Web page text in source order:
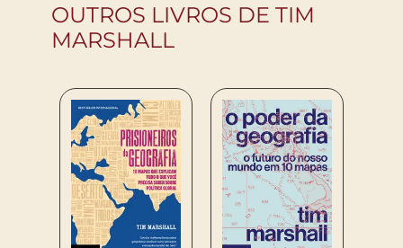
OUTROS LIVROS DE TIM
MARSHALL